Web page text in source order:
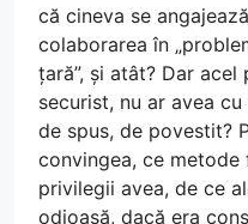
că cineva se
colaborarea în
țară”, și atât? Dar
securist, nu ar avea
de spus, de povestit?
convingea, ce
privilegii avea, de ce
odioasă, dacă era